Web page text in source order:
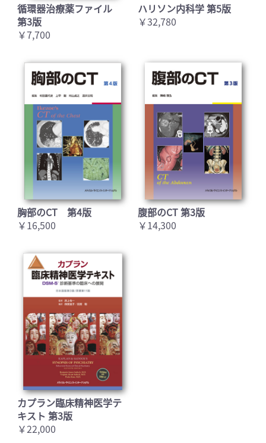
循環器治療薬ファイル
第3版
￥7,700
ハリソン内科学 第5版
￥32,780
胸部のCT 第4版
￥16,500
腹部のCT 第3版
￥14,300
カプラン臨床精神医学テ
キスト 第3版
￥22,000